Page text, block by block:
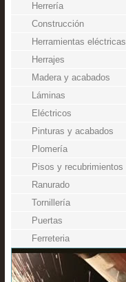
Herrería
Construcción
Herramientas eléctricas
Herrajes
Madera y acabados
Láminas
Eléctricos
Pinturas y acabados
Plomería
Pisos y recubrimientos
Ranurado
Tornillería
Puertas
Ferreteria